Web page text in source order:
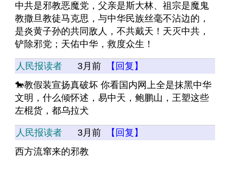
中共是邪教恶魔党，父亲是斯大林、祖宗是魔鬼
教撒旦教徒马克思，与中华民族丝毫不沾边的，
是炎黄子孙的共同敌人，不共戴天！天灭中共，
铲除邪党；天佑中华，救度众生！
人民报读者 3月前
【回复】
🐎教假装宣扬真破坏 你看国内网上全是抹黑中华
文明，什么倾怀述，易中天，鲍鹏山，王塑这些
左棍货，都乌拉犬
人民报读者 3月前
【回复】
西方流窜来的邪教